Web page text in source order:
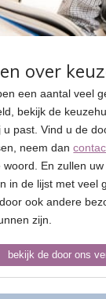
over
een aantal veel
bekijk de
u past. Vind u de
neem dan
woord. En zullen
in de lijst met veel
ook andere
zijn.
bekijk de door ons